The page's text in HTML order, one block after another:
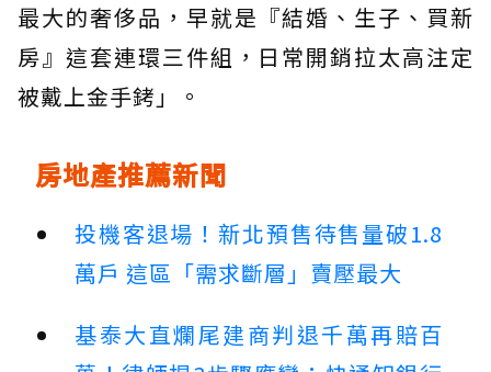
最大的奢侈品，早就是『結婚、生子、買新
房』這套連環三件組，日常開銷拉太高注定
被戴上金手銬」。
房地產推薦新聞
投機客退場！新北預售待售量破1.8
萬戶 這區「需求斷層」賣壓最大
基泰大直爛尾建商判退千萬再賠百